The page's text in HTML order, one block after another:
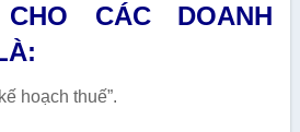
CÁC DOANH
hoạch thuế”.